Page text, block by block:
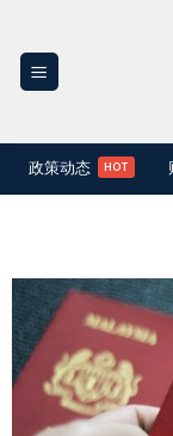
content
政策动态